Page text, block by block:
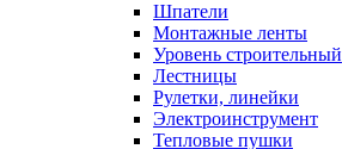
Шпатели
Монтажные ленты
Уровень строительный
Лестницы
Рулетки, линейки
Электроинструмент
Тепловые пушки